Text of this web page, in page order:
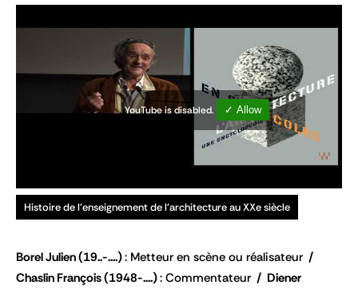
YouTube is disabled. ✓ Allow
Histoire de l'enseignement de l'architecture au XXe siècle
Borel Julien(19..-....) Metteur en scène ou réalisateur
Chaslin François(1948-....) Commentateur
Diener